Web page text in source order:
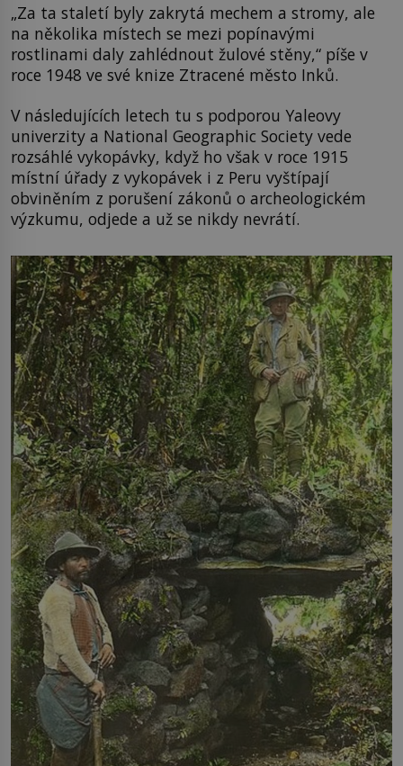
„Za ta staletí byly zakrytá mechem a stromy, ale
na několika místech se mezi popínavými
rostlinami daly zahlédnout žulové stěny,“ píše v
roce 1948 ve své knize Ztracené město Inků.
V následujících letech tu s podporou Yaleovy
univerzity a National Geographic Society vede
rozsáhlé vykopávky, když ho však v roce 1915
místní úřady z vykopávek i z Peru vyštípají
obviněním z porušení zákonů o archeologickém
výzkumu, odjede a už se nikdy nevrátí.